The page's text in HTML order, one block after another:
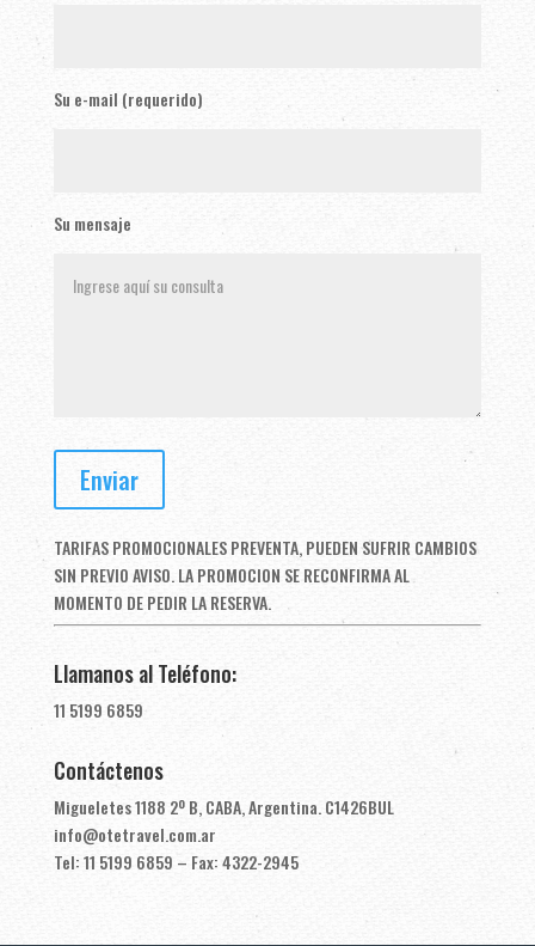
Su e-mail (requerido)
Su mensaje
TARIFAS PROMOCIONALES PREVENTA, PUEDEN SUFRIR CAMBIOS
SIN PREVIO AVISO. LA PROMOCION SE RECONFIRMA AL
MOMENTO DE PEDIR LA RESERVA.
Llamanos al Teléfono:
11 5199 6859
Contáctenos
Migueletes 1188 2º B, CABA, Argentina. C1426BUL
info@otetravel.com.ar
Tel: 11 5199 6859 – Fax: 4322-2945